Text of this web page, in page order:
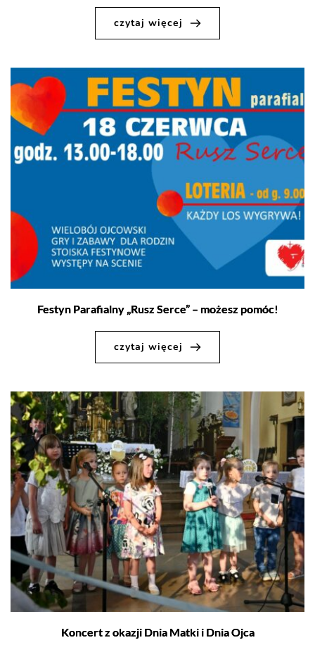
czytaj więcej
Festyn Parafialny „Rusz Serce” – możesz pomóc!
czytaj więcej
Koncert z okazji Dnia Matki i Dnia Ojca